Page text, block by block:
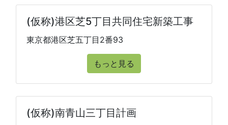
(仮称)港区芝5丁目共同住宅新築工事
東京都港区芝五丁目2番93
もっと見る
(仮称)南青山三丁目計画